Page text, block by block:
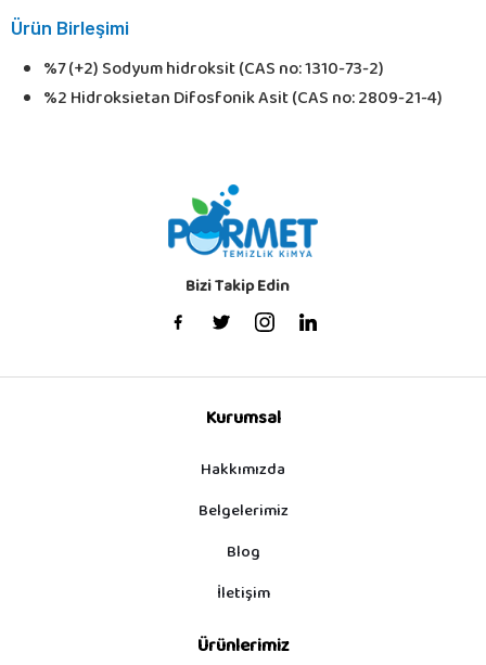
Ürün Birleşimi
%7 (+2) Sodyum hidroksit (CAS no: 1310-73-2)
%2 Hidroksietan Difosfonik Asit (CAS no: 2809-21-4)
Bizi Takip Edin
Kurumsal
Hakkımızda
Belgelerimiz
Blog
İletişim
Ürünlerimiz